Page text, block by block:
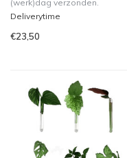
(werk)dag verzonden.
Deliverytime
€23,50